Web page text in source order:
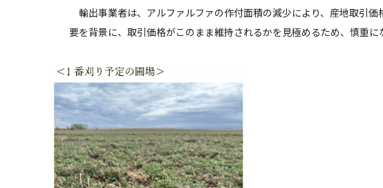
輸出事業者は、アルファルファの作付面積の減少により、産地取引
要を背景に、取引価格がこのまま維持されるかを見極めるため、慎重に